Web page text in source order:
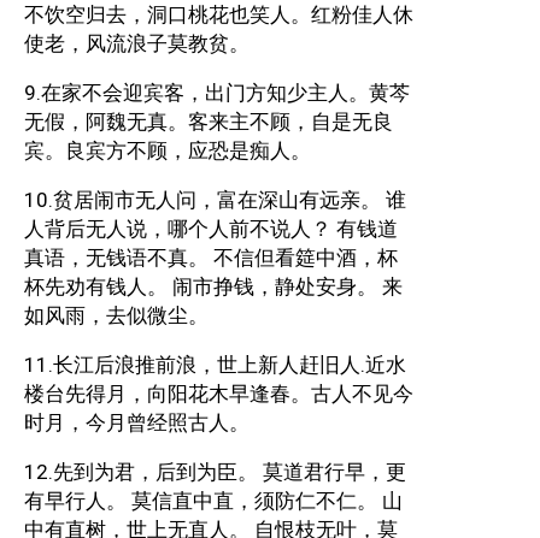
不饮空归去，洞口桃花也笑人。红粉佳人休
使老，风流浪子莫教贫。
9.在家不会迎宾客，出门方知少主人。黄芩
无假，阿魏无真。客来主不顾，自是无良
宾。良宾方不顾，应恐是痴人。
10.贫居闹市无人问，富在深山有远亲。 谁
人背后无人说，哪个人前不说人？ 有钱道
真语，无钱语不真。 不信但看筵中酒，杯
杯先劝有钱人。 闹市挣钱，静处安身。 来
如风雨，去似微尘。
11.长江后浪推前浪，世上新人赶旧人.近水
楼台先得月，向阳花木早逢春。古人不见今
时月，今月曾经照古人。
12.先到为君，后到为臣。 莫道君行早，更
有早行人。 莫信直中直，须防仁不仁。 山
中有直树，世上无直人。 自恨枝无叶，莫